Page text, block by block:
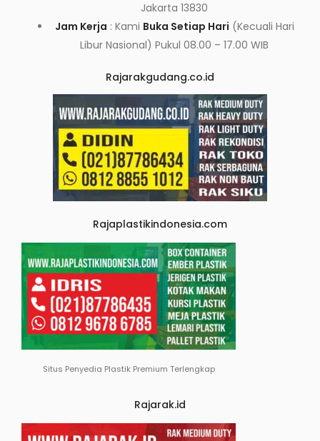
Jakarta 13830
Jam Kerja : Kami Buka Setiap Hari (Kecuali Hari
Libur Nasional) Pukul 08.00 – 17.00 WIB
Rajarakgudang.co.id
Rajaplastikindonesia.com
Situs Penyedia Plastik Premium Terlengkap
Rajarak.id